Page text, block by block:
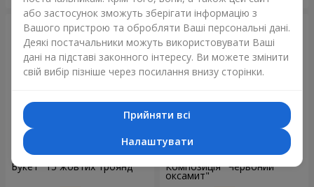
Букет "15 жовтих троянд" Композиція "Червоний
оксамит"
або застосунок зможуть зберігати інформацію з
Вашого пристрою та обробляти Ваші персональні дані.
Деякі постачальники можуть використовувати Ваші
дані на підставі законного інтересу. Ви можете змінити
свій вибір пізніше через посилання внизу сторінки.
Прийняти всі
Налаштувати